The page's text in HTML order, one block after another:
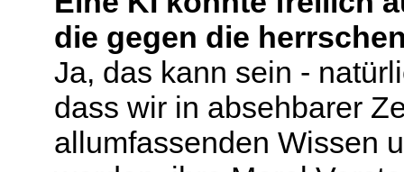
die gegen die
Ja, das kann sein -
dass wir in absehbarer
allumfassenden Wissen